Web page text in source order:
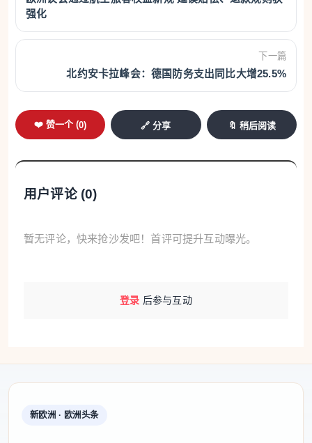
强化
下一篇
北约安卡拉峰会：德国防务支出同比大增25.5%
❤️ 赞一个 (0) 🔗 分享 🔖 稍后阅读
用户评论 (0)
暂无评论，快来抢沙发吧！首评可提升互动曝光。
登录 后参与互动
新欧洲 · 欧洲头条